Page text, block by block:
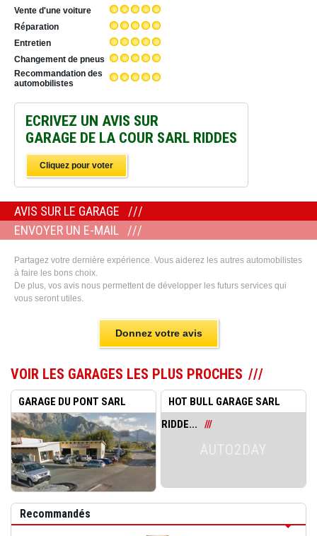
Vente d'une voiture
Réparation
Entretien
Changement de pneus
Recommandation des
automobilistes
ECRIVEZ UN AVIS SUR
GARAGE DE LA COUR SARL RIDDES
Cliquez pour voter
AVIS SUR LE GARAGE
ENVOYER UN E-MAIL
Partagez votre dernière expérience. Vous aiderez les autres automobilistes
à faire les bons choix.
De plus, vos avis nous permettent de développer les futurs services qui
vous seront utiles.
Donnez votre avis
VOIR LES GARAGES LES PLUS PROCHES
GARAGE DU PONT SARL
RIDDES
HOT BULL GARAGE SARL
RIDDE...
AUTO2DAY
Recommandés